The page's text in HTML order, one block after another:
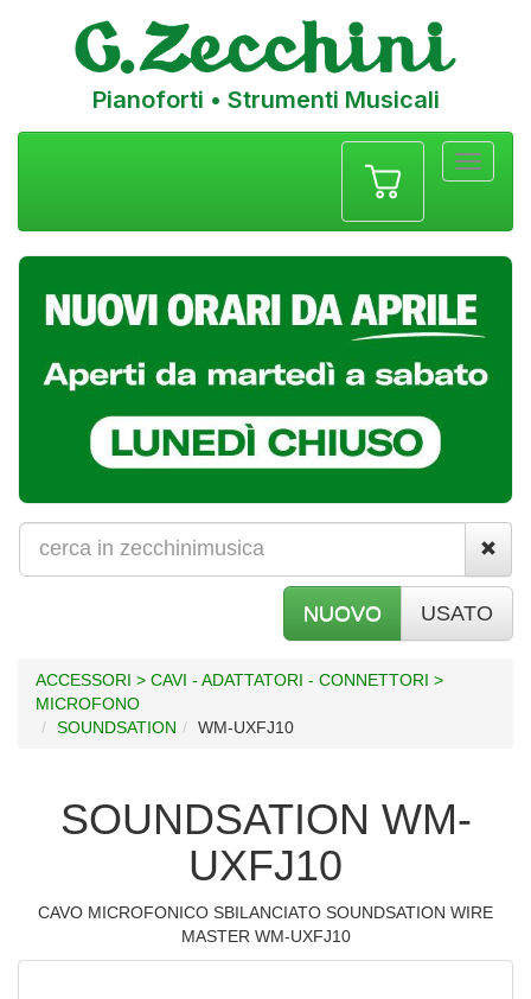
Pianoforti • Strumenti Musicali
NUOVO USATO
ACCESSORI > CAVI - ADATTATORI - CONNETTORI >
MICROFONO
SOUNDSATION
WM-UXFJ10
SOUNDSATION WM-
UXFJ10
CAVO MICROFONICO SBILANCIATO SOUNDSATION WIRE
MASTER WM-UXFJ10